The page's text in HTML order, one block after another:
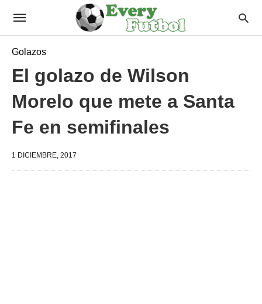
Golazos
El golazo de Wilson
Morelo que mete a Santa
Fe en semifinales
1 DICIEMBRE, 2017